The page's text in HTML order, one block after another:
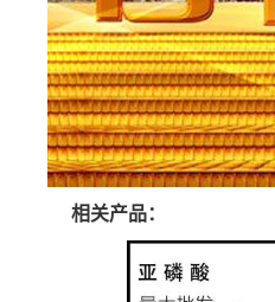
相关产品：